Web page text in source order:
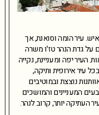
ליסבון הבירה מונה קרוב ל-700,000 איש. עיר הומה וסואנת, אך
על גדת הנהר טז'ו משרה
יפה ומעניינת, נקייה
עיר אירופית ותיקה,
נוצצת ובמוטיבים
המעניינים והמושכים
העתיקה יותר, קרוב לנהר.